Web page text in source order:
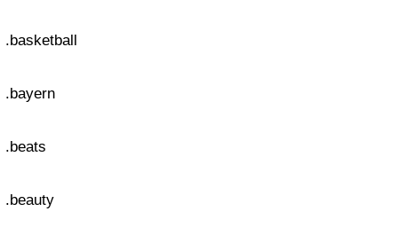
.basketball
.bayern
.beats
.beauty